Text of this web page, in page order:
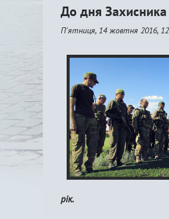
До дня Захисника
П'ятниця, 14 жовтня 2016,
рік.